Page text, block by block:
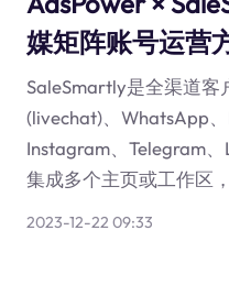
媒矩阵账号运营
SaleSmartly是全渠道客
(livechat)、WhatsApp、
Instagram、Telegram
集成多个主页或工作区
2023-12-22 09:33